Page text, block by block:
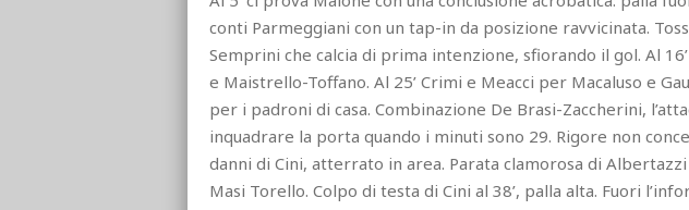
conti Parmeggiani con un tap-in da posizione ravvicinata.
Semprini che calcia di prima intenzione, sfiorando il gol. Al
e Maistrello-Toffano. Al 25’ Crimi e Meacci per Macaluso e
per i padroni di casa. Combinazione De Brasi-Zaccherini,
inquadrare la porta quando i minuti sono 29. Rigore non
danni di Cini, atterrato in area. Parata clamorosa di
Masi Torello. Colpo di testa di Cini al 38’, palla alta. Fuori